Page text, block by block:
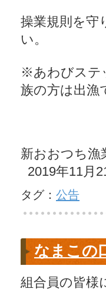
操業規則を守
い。
※あわびステ
族の方は出漁
新おおつち漁
2019年11月
タグ： 公告
なまこの
組合員の皆様